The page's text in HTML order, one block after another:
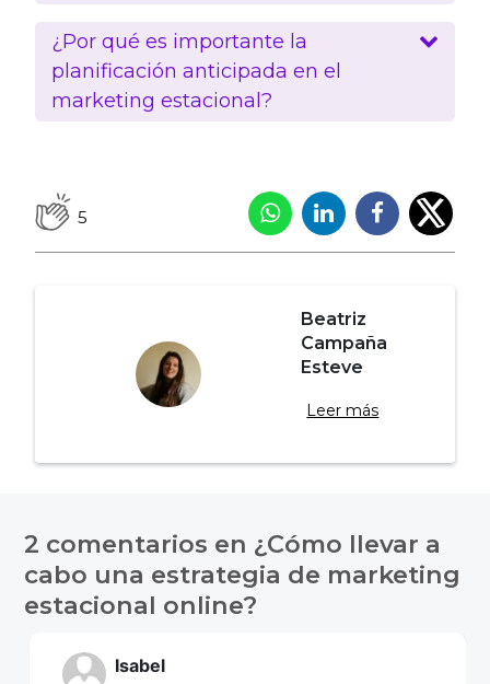
¿Por qué es importante la
planificación anticipada en el
marketing estacional?
5
Beatriz
Campaña
Esteve
Leer más
de
entradas
2 comentarios en ¿Cómo llevar a
cabo una estrategia de marketing
estacional online?
Isabel